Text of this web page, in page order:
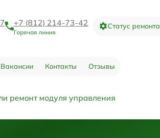
+7 (812) 214-73-42
Горячая линия
Статус ремонта
Вакансии Контакты Отзывы
ремонт модуля управления